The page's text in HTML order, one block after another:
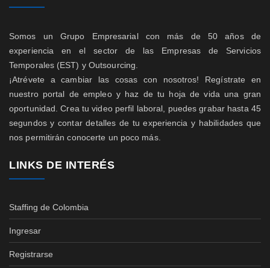
Somos un Grupo Empresarial con más de 50 años de
experiencia en el sector de las Empresas de Servicios
Temporales (EST) y Outsourcing.
¡Atrévete a cambiar las cosas con nosotros! Regístrate en
nuestro portal de empleo y haz de tu hoja de vida una gran
oportunidad. Crea tu video perfil laboral, puedes grabar hasta 45
segundos y contar detalles de tu experiencia y habilidades que
nos permitirán conocerte un poco más.
LINKS DE INTERÉS
Staffing de Colombia
Ingresar
Registrarse